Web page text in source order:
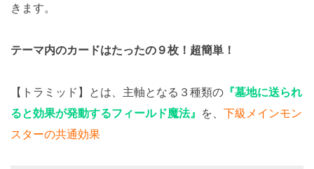
きます。
テーマ内のカードはたったの９枚！超簡単！
【トラミッド】とは、主軸となる３種類の 『墓地に送られ
ると効果が発動するフィールド魔法』 を、 下級メインモン
スターの共通効果